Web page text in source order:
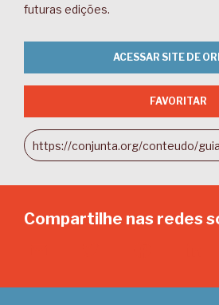
futuras edições.
ACESSAR SITE DE
FAVORITAR
Compartilhe nas redes